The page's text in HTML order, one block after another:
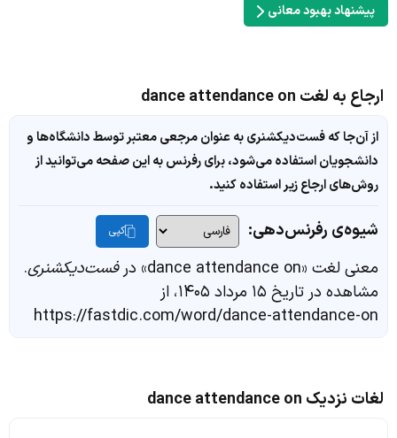
پیشنهاد بهبود معانی
ارجاع به لغت dance attendance on
از آن‌جا که فست‌دیکشنری به عنوان مرجعی معتبر توسط دانشگاه‌ها و
دانشجویان استفاده می‌شود، برای رفرنس به این صفحه می‌توانید از
روش‌های ارجاع زیر استفاده کنید.
شیوه‌ی رفرنس‌دهی: کپی
معنی لغت «dance attendance on» در فست‌دیکشنری.
مشاهده در تاریخ ۱۵ مرداد ۱۴۰۵، از
https://fastdic.com/word/dance-attendance-on
لغات نزدیک dance attendance on